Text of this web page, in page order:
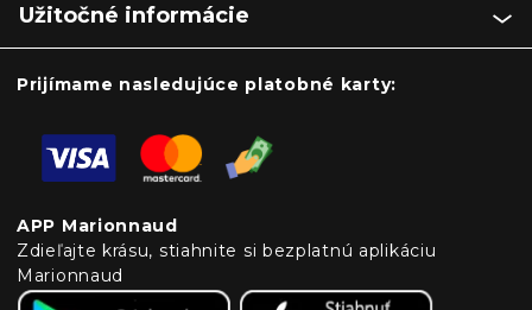
Užitočné informácie
Prijímame nasledujúce platobné karty:
APP Marionnaud
Zdieľajte krásu, stiahnite si bezplatnú aplikáciu
Marionnaud